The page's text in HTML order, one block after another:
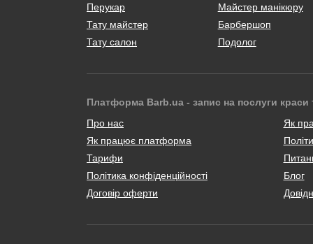
Перукар
Майстер манікюру
Тату майстер
Барбершоп
Тату салон
Подолог
Платформа Barb.ua - запис на послуги краси
Про нас
Як працює платформа
Тарифи
Політика конфіденційності
Договір оферти
Як
Блог